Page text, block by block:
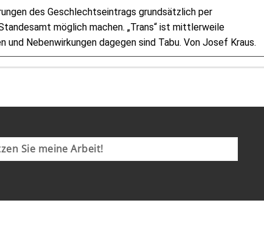
des Geschlechtseintrags grundsätzlich per
möglich machen. „Trans“ ist mittlerweile
und Nebenwirkungen dagegen sind Tabu. Von Josef Kraus.
Sie meine Arbeit!